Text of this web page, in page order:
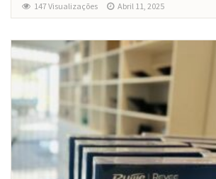
147 Visualizações Abril 11, 2025